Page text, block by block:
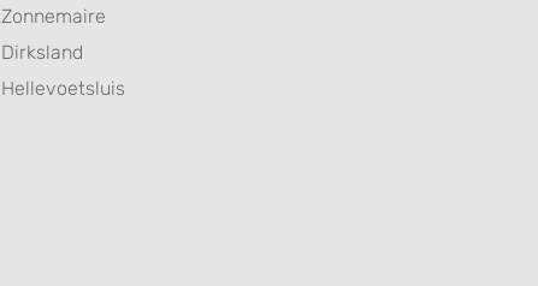
Zonnemaire
Dirksland
Hellevoetsluis